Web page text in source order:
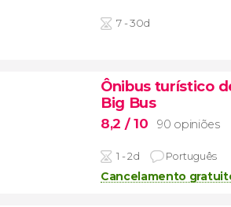
7 - 30d
Ônibus turístico
Big Bus
8,2 / 10 90 opiniões
1 - 2d Português
Cancelamento